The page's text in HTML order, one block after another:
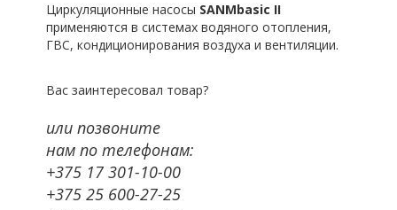
Циркуляционные насосы SANMbasic II
применяются в системах водяного отопления,
ГВС, кондиционирования воздуха и вентиляции.
Вас заинтересовал товар?
или позвоните
нам по телефонам:
+375 17 301-10-00
+375 25 600-27-25